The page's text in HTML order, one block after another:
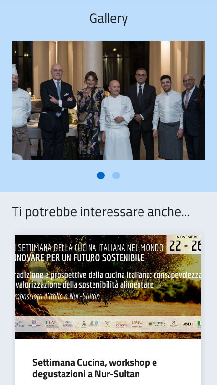
Gallery
Ti potrebbe interessare anche...
Settimana Cucina, workshop e
degustazioni a Nur-Sultan